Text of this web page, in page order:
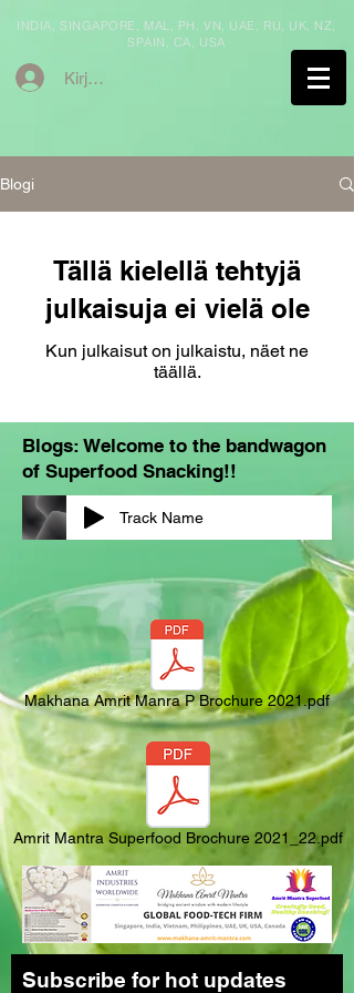
INDIA, SINGAPORE, MAL, PH, VN, UAE, RU, UK, NZ,
SPAIN, CA, USA
Kirjaudu
Blogi
Tällä kielellä tehtyjä
julkaisuja ei vielä ole
Kun julkaisut on julkaistu, näet ne
täällä.
Blogs: Welcome to the bandwagon
of Superfood Snacking!!
Track Name
Makhana Amrit Manra P Brochure 2021.pdf
Amrit Mantra Superfood Brochure 2021_22.pdf
Subscribe for hot updates